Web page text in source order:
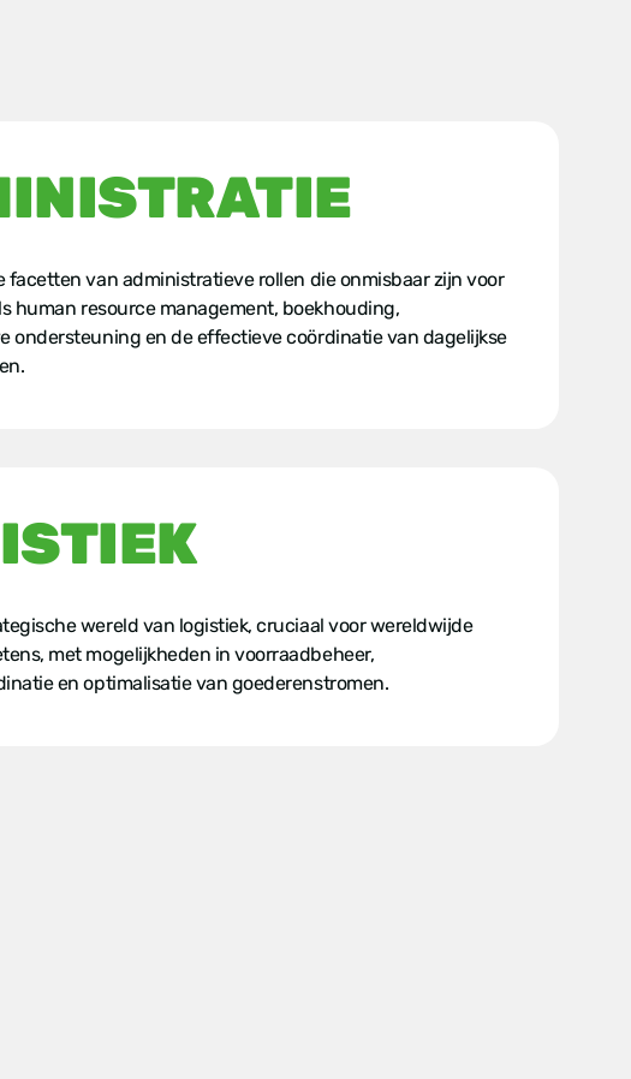
facetten van administratieve rollen die onmisbaar zijn voor
human resource management, boekhouding,
ondersteuning en de effectieve coördinatie van dagelijkse
wereld van logistiek, cruciaal voor wereldwijde
met mogelijkheden in voorraadbeheer,
en optimalisatie van goederenstromen.